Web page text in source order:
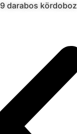
9 darabos kördoboz